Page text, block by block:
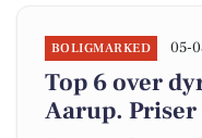
BOLIGMARKED 05-
Top 6 over
Aarup.